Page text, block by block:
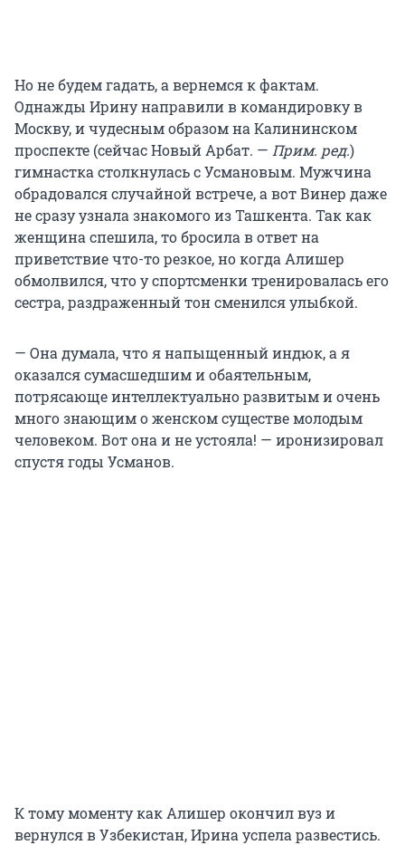
Но не будем гадать, а вернемся к фактам.
Однажды Ирину направили в командировку в
Москву, и чудесным образом на Калининском
проспекте (сейчас Новый Арбат. — Прим. ред.)
гимнастка столкнулась с Усмановым. Мужчина
обрадовался случайной встрече, а вот Винер даже
не сразу узнала знакомого из Ташкента. Так как
женщина спешила, то бросила в ответ на
приветствие что-то резкое, но когда Алишер
обмолвился, что у спортсменки тренировалась его
сестра, раздраженный тон сменился улыбкой.
— Она думала, что я напыщенный индюк, а я
оказался сумасшедшим и обаятельным,
потрясающе интеллектуально развитым и очень
много знающим о женском существе молодым
человеком. Вот она и не устояла! — иронизировал
спустя годы Усманов.
К тому моменту как Алишер окончил вуз и
вернулся в Узбекистан, Ирина успела развестись.